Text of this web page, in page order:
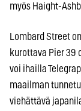
myös Haight-
Lombard Street
kurottava Pier 39
voi ihailla
maailman
viehättävä